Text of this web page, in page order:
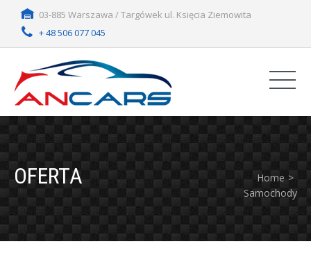
03-885 Warszawa / Targówek ul. Księcia Ziemowita
+ 48 506 077 045
OFERTA
Home
Samochody